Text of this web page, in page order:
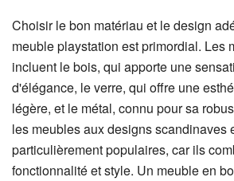
Choisir le bon matériau et le design
meuble playstation est primordial. Les
incluent le bois, qui apporte une
d'élégance, le verre, qui offre une
légère, et le métal, connu pour sa
les meubles aux designs scandinaves
particulièrement populaires, car ils
fonctionnalité et style. Un meuble en